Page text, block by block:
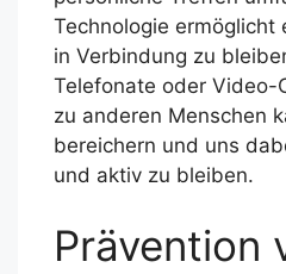
Technologie ermöglicht
in Verbindung zu
Telefonate oder Video-
zu anderen Menschen
bereichern und uns
und aktiv zu bleiben.
Prävention